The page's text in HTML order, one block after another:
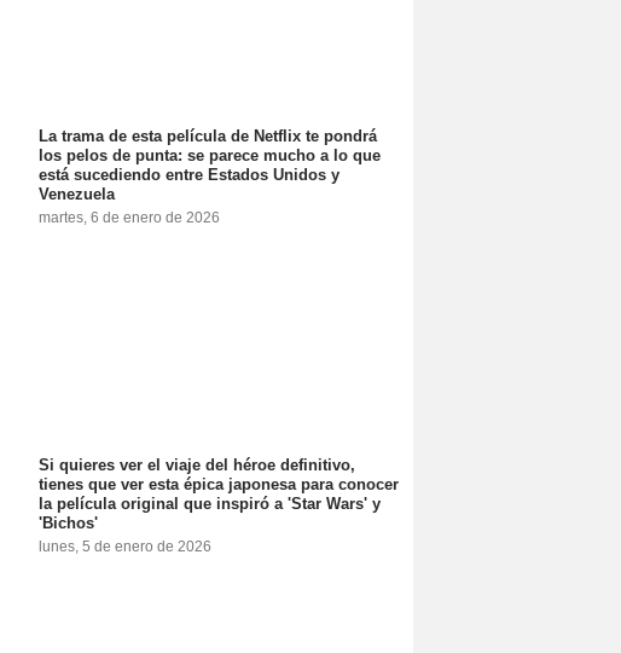
La trama de esta película de Netflix te pondrá
los pelos de punta: se parece mucho a lo que
está sucediendo entre Estados Unidos y
Venezuela
martes, 6 de enero de 2026
Si quieres ver el viaje del héroe definitivo,
tienes que ver esta épica japonesa para conocer
la película original que inspiró a 'Star Wars' y
'Bichos'
lunes, 5 de enero de 2026